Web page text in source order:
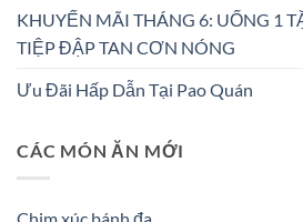
KHUYẾN MÃI THÁNG 6: UỐNG 1
TIỆP ĐẬP TAN CƠN NÓNG
Ưu Đãi Hấp Dẫn Tại Pao Quán
CÁC MÓN ĂN MỚI